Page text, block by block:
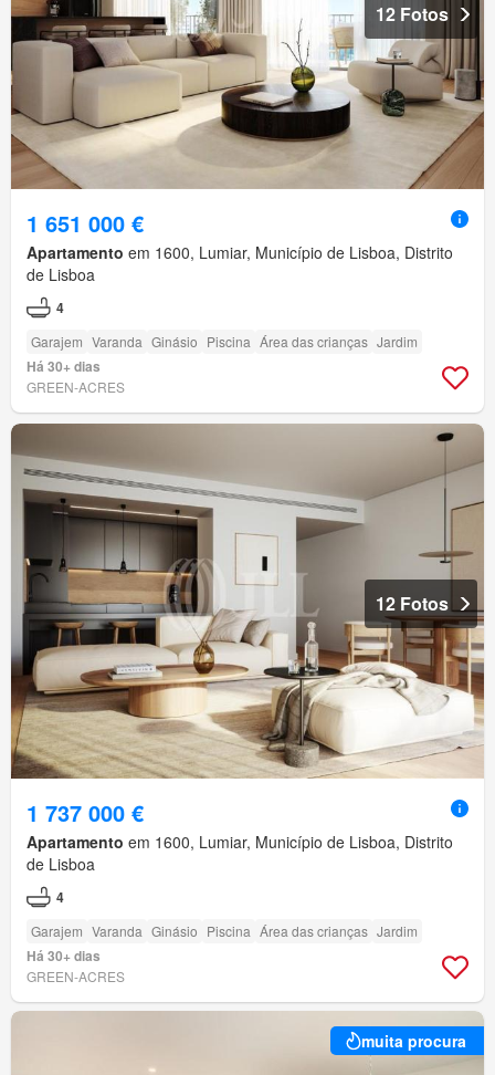
12 Fotos
1 651 000 €
Apartamento em 1600, Lumiar, Município de Lisboa, Distrito
de Lisboa
4
Garajem Varanda Ginásio Piscina Área das crianças Jardim
Há 30+ dias
GREEN-ACRES
12 Fotos
1 737 000 €
Apartamento em 1600, Lumiar, Município de Lisboa, Distrito
de Lisboa
4
Garajem Varanda Ginásio Piscina Área das crianças Jardim
Há 30+ dias
GREEN-ACRES
muita procura